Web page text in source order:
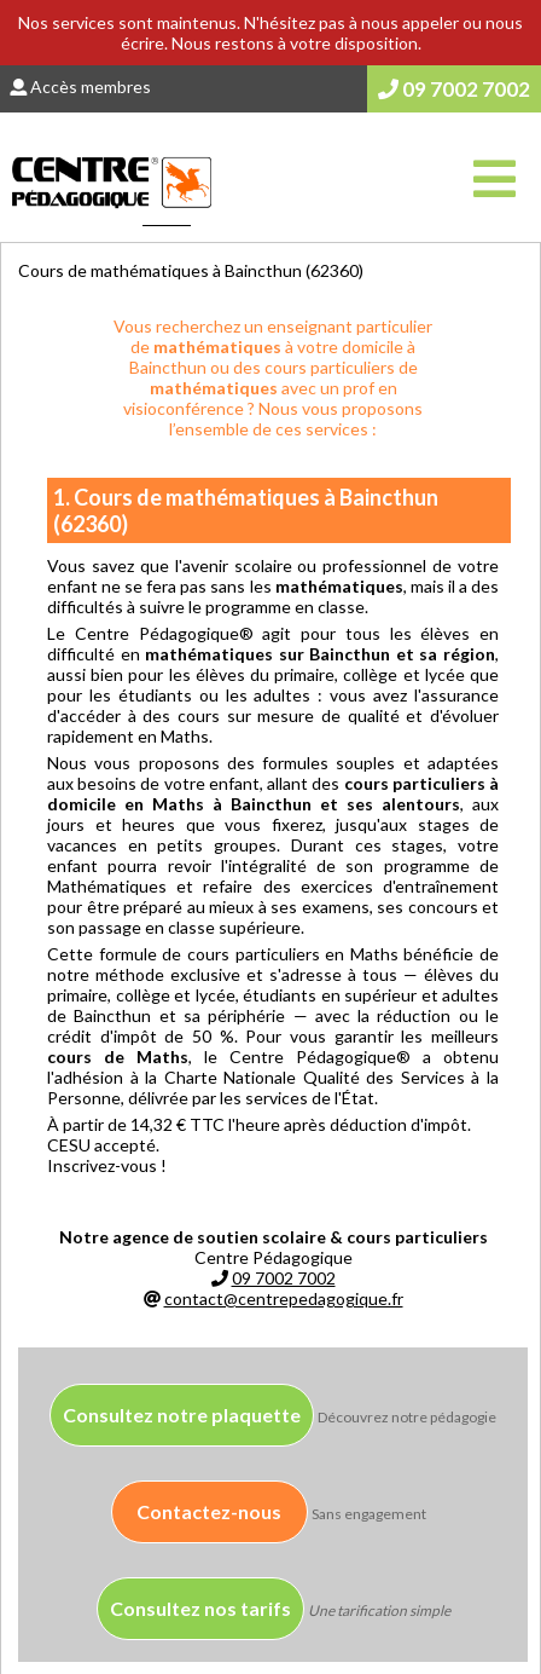
Nos services sont maintenus. N'hésitez pas à nous appeler ou nous
écrire. Nous restons à votre disposition.
Accès membres 09 7002 7002
Cours de mathématiques à Baincthun (62360)
Vous recherchez un enseignant particulier
de mathématiques à votre domicile à
Baincthun ou des cours particuliers de
mathématiques avec un prof en
visioconférence ? Nous vous proposons
l’ensemble de ces services :
1. Cours de mathématiques à Baincthun
(62360)
Vous savez que l'avenir scolaire ou professionnel de votre
enfant ne se fera pas sans les mathématiques, mais il a des
difficultés à suivre le programme en classe.
Le Centre Pédagogique® agit pour tous les élèves en
difficulté en mathématiques sur Baincthun et sa région,
aussi bien pour les élèves du primaire, collège et lycée que
pour les étudiants ou les adultes : vous avez l'assurance
d'accéder à des cours sur mesure de qualité et d'évoluer
rapidement en Maths.
Nous vous proposons des formules souples et adaptées
aux besoins de votre enfant, allant des cours particuliers à
domicile en Maths à Baincthun et ses alentours, aux
jours et heures que vous fixerez, jusqu'aux stages de
vacances en petits groupes. Durant ces stages, votre
enfant pourra revoir l'intégralité de son programme de
Mathématiques et refaire des exercices d'entraînement
pour être préparé au mieux à ses examens, ses concours et
son passage en classe supérieure.
Cette formule de cours particuliers en Maths bénéficie de
notre méthode exclusive et s'adresse à tous — élèves du
primaire, collège et lycée, étudiants en supérieur et adultes
de Baincthun et sa périphérie — avec la réduction ou le
crédit d'impôt de 50 %. Pour vous garantir les meilleurs
cours de Maths, le Centre Pédagogique® a obtenu
l'adhésion à la Charte Nationale Qualité des Services à la
Personne, délivrée par les services de l'État.
À partir de 14,32 € TTC l'heure après déduction d'impôt.
CESU accepté.
Inscrivez-vous !
Notre agence de soutien scolaire & cours particuliers
Centre Pédagogique
09 7002 7002
contact@centrepedagogique.fr
Consultez notre plaquette Découvrez notre pédagogie
Contactez-nous Sans engagement
Consultez nos tarifs Une tarification simple